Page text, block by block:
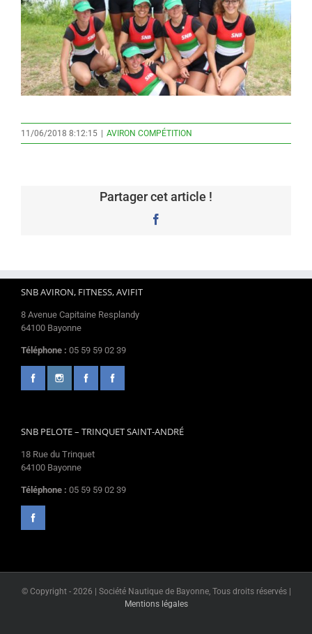
11/06/2018 8:12:15 | AVIRON COMPÉTITION
Partager cet article !
SNB AVIRON, FITNESS, AVIFIT
8 Avenue Capitaine Resplandy
64100 Bayonne
Téléphone : 05 59 59 02 39
SNB PELOTE – TRINQUET SAINT-ANDRÉ
18 Rue du Trinquet
64100 Bayonne
Téléphone : 05 59 59 02 39
© Copyright - 2026 | Société Nautique de Bayonne, Tous droits réservés |
Mentions légales